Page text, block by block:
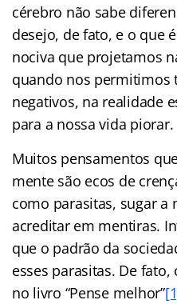
cérebro não sabe
desejo, de fato, e o que
nociva que projetamos
quando nos permitimos
negativos, na realidade
para a nossa vida piorar.
Muitos pensamentos
mente são ecos de
como parasitas, sugar a
acreditar em mentiras.
que o padrão da
esses parasitas. De
no livro “Pense melhor”